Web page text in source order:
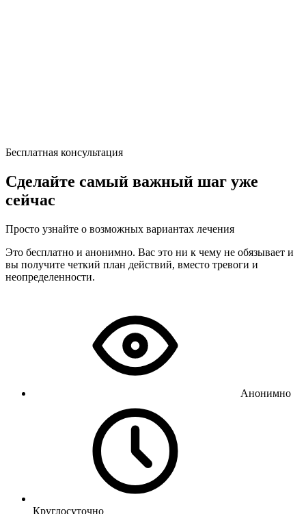
Бесплатная консультация
Сделайте самый важный шаг уже
сейчас
Просто узнайте о возможных вариантах лечения
Это бесплатно и анонимно. Вас это ни к чему не обязывает и
вы получите четкий план действий, вместо тревоги и
неопределенности.
Анонимно
Круглосуточно